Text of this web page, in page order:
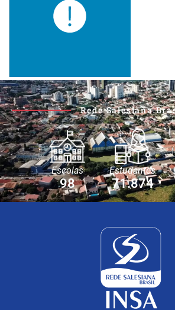
Rede Salesiana
Escolas
98
Estudantes
71.874